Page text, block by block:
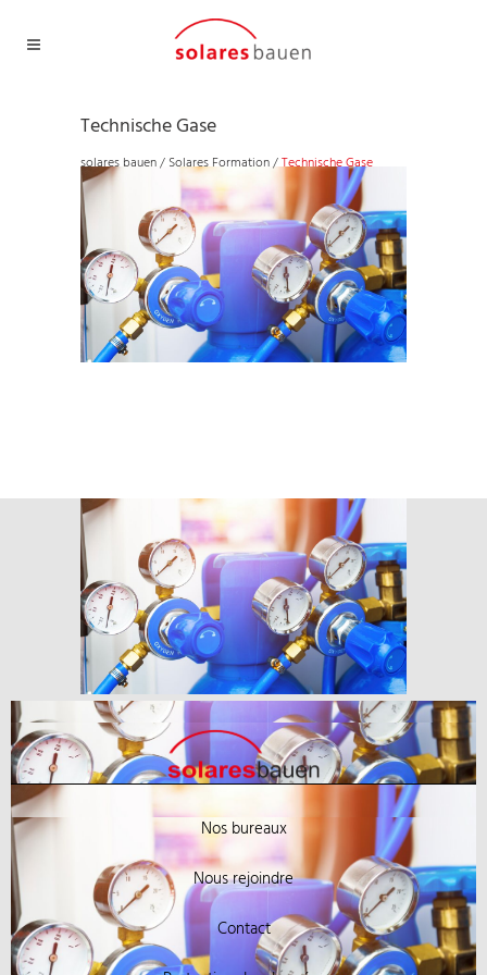
Technische Gase
solares bauen/ Solares Formation/Technische Gase
Nos bureaux
Nous rejoindre
Contact